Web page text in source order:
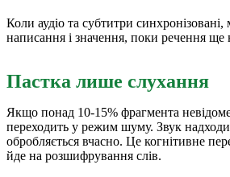
Коли аудіо та субтитри
написання і значення, поки речення ще
Пастка лише слухання
Якщо понад 10-15% фрагмента
переходить у режим шуму. Звук
обробляється вчасно. Це когнітивне
йде на розшифрування слів.